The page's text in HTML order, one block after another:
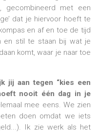
gecombineerd met een
dat je hiervoor hoeft te
en af en toe de tijd
stil te staan bij wat je
komt, waar je naar toe
jij aan tegen “kies een
nooit één dag in je
mee eens. We zien
doen omdat we iets
Ik zie werk als het